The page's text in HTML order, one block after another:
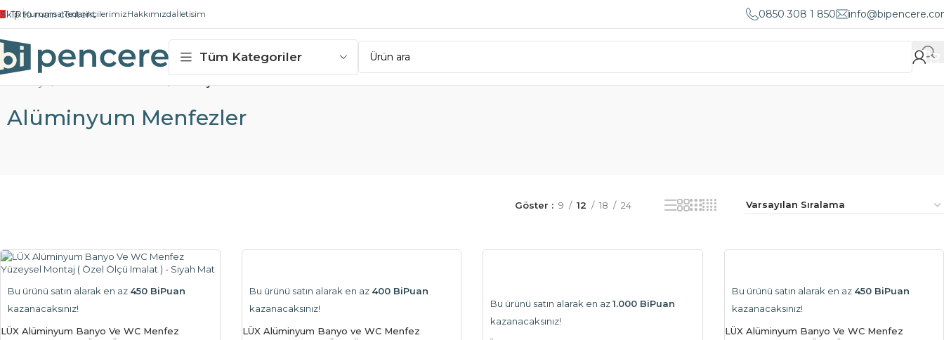
Skip to main content
TR KurumsalTedarikçilerimizHakkımızdaİletisim 0850 308 1 850
Tüm Kategoriler
Alüminyum Menfezler
Göster 9 12 18 24
Bu ürünü satın alarak en az 450 BiPuan
kazanacaksınız!
LÜX Alüminyum Banyo Ve WC Menfez
Bu ürünü satın alarak en az 400 BiPuan
kazanacaksınız!
LÜX Alüminyum Banyo ve WC Menfez
Bu ürünü satın alarak en az1.000 BiPuan
kazanacaksınız!
Bu ürünü satın alarak en az 450 BiPuan
kazanacaksınız!
LÜX Alüminyum Banyo Ve WC Menfez